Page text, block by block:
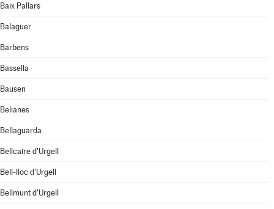
Baix Pallars
Balaguer
Barbens
Bassella
Bausen
Belianes
Bellaguarda
Bellcaire d'Urgell
Bell-lloc d'Urgell
Bellmunt d'Urgell